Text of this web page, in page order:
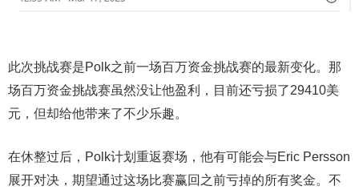
此次挑战赛是Polk之前一场百万资金挑战赛的最新变化。那
场百万资金挑战赛虽然没让他盈利，目前还亏损了29410美
元，但却给他带来了不少乐趣。
在休整过后，Polk计划重返赛场，他有可能会与Eric Persson
展开对决，期望通过这场比赛赢回之前亏掉的所有奖金。不